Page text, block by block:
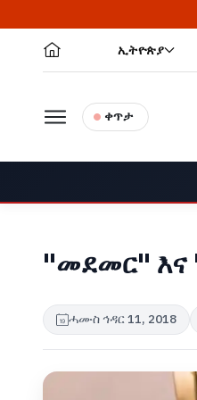
ኢትዮጵያ
ቀጥታ
"መደመር"
ሓሙስ ኅዳር 11, 2018